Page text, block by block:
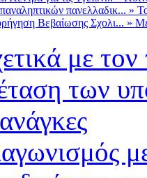
πανελλαδικ... »
Βεβαίωσης Σχολι... »
με
των